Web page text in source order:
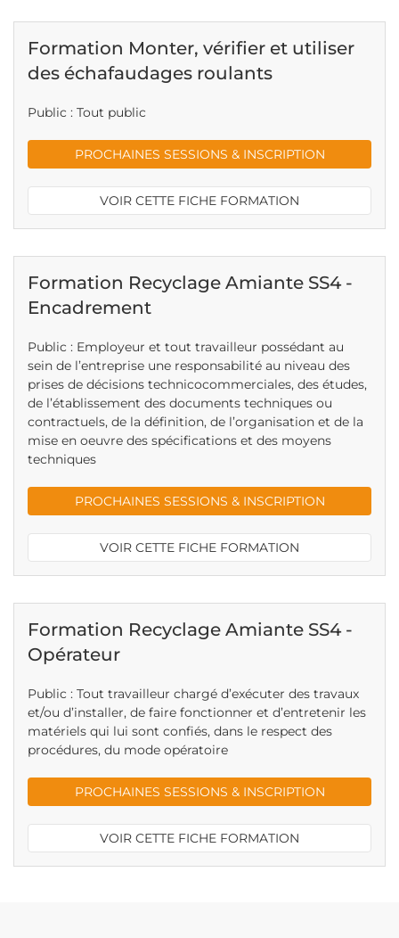
Formation Monter, vérifier et utiliser
des échafaudages roulants
Public : Tout public
PROCHAINES SESSIONS & INSCRIPTION
VOIR CETTE FICHE FORMATION
Formation Recyclage Amiante SS4 -
Encadrement
Public : Employeur et tout travailleur possédant au
sein de l’entreprise une responsabilité au niveau des
prises de décisions technicocommerciales, des études,
de l’établissement des documents techniques ou
contractuels, de la définition, de l’organisation et de la
mise en oeuvre des spécifications et des moyens
techniques
PROCHAINES SESSIONS & INSCRIPTION
VOIR CETTE FICHE FORMATION
Formation Recyclage Amiante SS4 -
Opérateur
Public : Tout travailleur chargé d’exécuter des travaux
et/ou d’installer, de faire fonctionner et d’entretenir les
matériels qui lui sont confiés, dans le respect des
procédures, du mode opératoire
PROCHAINES SESSIONS & INSCRIPTION
VOIR CETTE FICHE FORMATION